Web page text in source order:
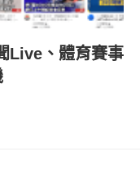
Live、體育賽事